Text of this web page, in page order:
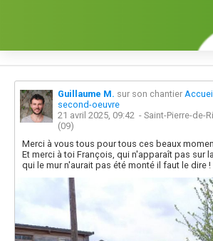
Guillaume M. sur son chantier
second-oeuvre
21 avril 2025, 09:42 - Saint-Pierre-de-
(09)
Merci à vous tous pour tous ces beaux
Et merci à toi François, qui n'apparaît pas sur
qui le mur n'aurait pas été monté il faut le dire !